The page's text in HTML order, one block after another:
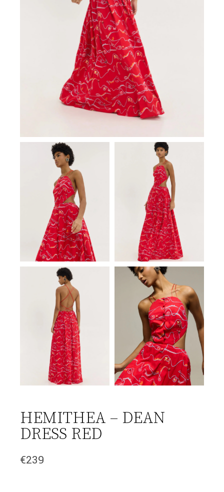
HEMITHEA – DEAN
DRESS RED
€239